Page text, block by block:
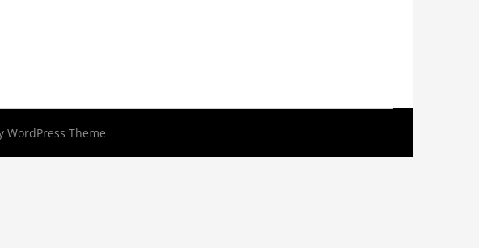
WordPress Theme